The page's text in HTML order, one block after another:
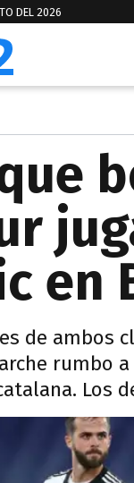
DEL 2026
en
de ambos
rumbo
Los